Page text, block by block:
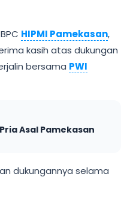
HIPMI Pamekasan,
kasih atas dukungan
bersama PWI
Asal Pamekasan
dukungannya selama